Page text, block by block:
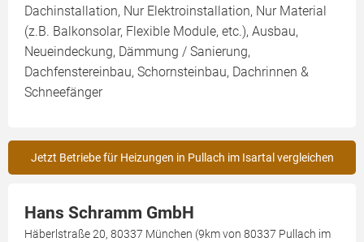
Dachinstallation, Nur Elektroinstallation, Nur Material
(z.B. Balkonsolar, Flexible Module, etc.), Ausbau,
Neueindeckung, Dämmung / Sanierung,
Dachfenstereinbau, Schornsteinbau, Dachrinnen &
Schneefänger
Jetzt Betriebe für Heizungen in Pullach im Isartal vergleichen
Hans Schramm GmbH
Häberlstraße 20, 80337 München (9km von 80337 Pullach im